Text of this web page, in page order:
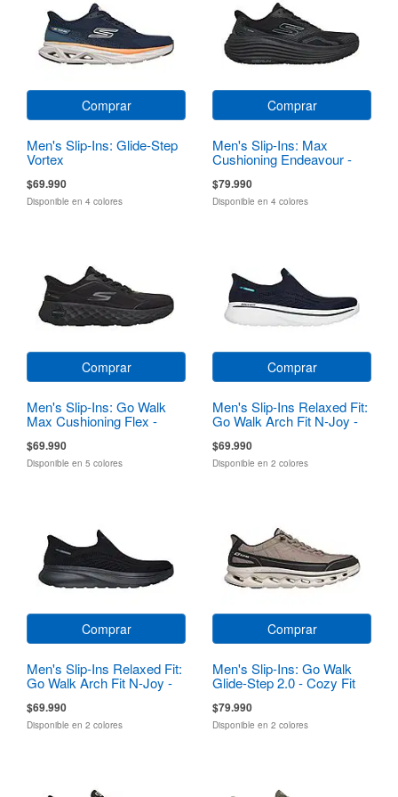
Comprar
Men's Slip-Ins: Glide-Step
Vortex
$69.990
Disponible en 4 colores
Comprar
Men's Slip-Ins: Max
Cushioning Endeavour -
$79.990
Disponible en 4 colores
Comprar
Men's Slip-Ins: Go Walk
Max Cushioning Flex -
$69.990
Disponible en 5 colores
Comprar
Men's Slip-Ins Relaxed Fit:
Go Walk Arch Fit N-Joy -
$69.990
Disponible en 2 colores
Comprar
Men's Slip-Ins Relaxed Fit:
Go Walk Arch Fit N-Joy -
$69.990
Disponible en 2 colores
Comprar
Men's Slip-Ins: Go Walk
Glide-Step 2.0 - Cozy Fit
$79.990
Disponible en 2 colores